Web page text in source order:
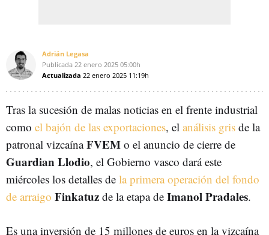
Adrián Legasa
Publicada 22 enero 2025 05:00h
Actualizada 22 enero 2025 11:19h
Tras la sucesión de malas noticias en el frente industrial
como el bajón de las exportaciones, el análisis gris de la
patronal vizcaínaFVEM o el anuncio de cierre de
Guardian Llodio, el Gobierno vasco dará este
miércoles los detalles de la primera operación del fondo
de arraigo Finkatuz de la etapa de Imanol Pradales.
Es una inversión de 15 millones de euros en la vizcaína